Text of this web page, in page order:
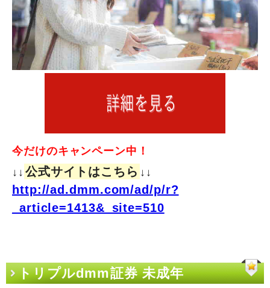
今だけのキャンペーン中！
↓↓ 公式サイトはこちら ↓↓
http://ad.dmm.com/ad/p/r?
_article=1413&_site=510
トリプルdmm証券 未成年